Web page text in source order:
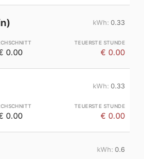
0.33
0.00 € 0.00
0.33
0.00 € 0.00
0.6